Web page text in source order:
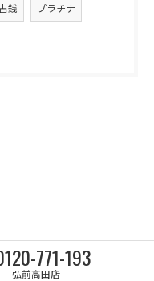
銭 プラチナ
771-193
弘前高田店